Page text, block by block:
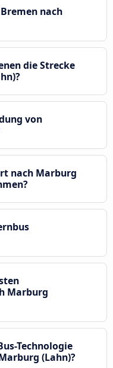
nach
die Strecke
von
nach Marburg
Marburg
Technologie
(Lahn)?